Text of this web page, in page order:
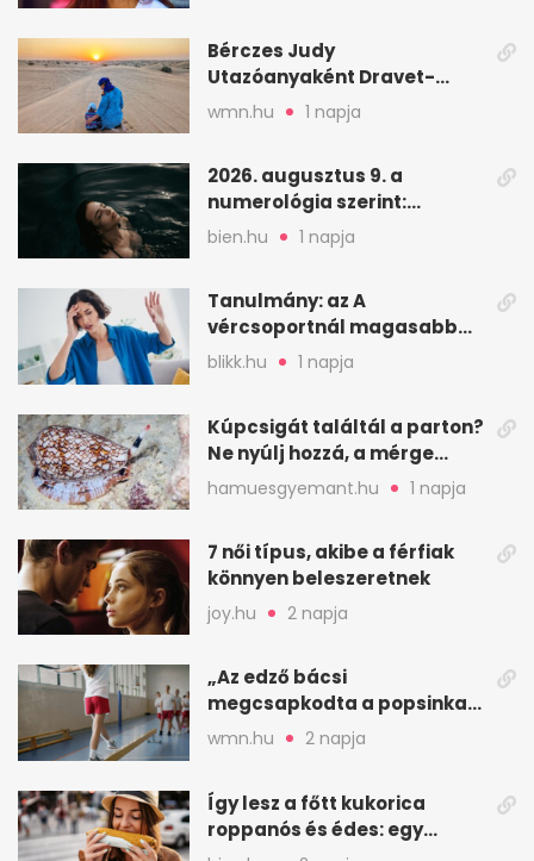
Bérczes Judy
Utazóanyaként Dravet-
szindrómás kislányával is
wmn.hu 1 napja
2026. augusztus 9. a
numerológia szerint:
lezárás, megbocsátás,
bien.hu 1 napja
Tanulmány: az A
vércsoportnál magasabb
lehet a sztrók kockázata
blikk.hu 1 napja
Kúpcsigát találtál a parton?
Ne nyúlj hozzá, a mérge
halálos is lehet
hamuesgyemant.hu 1 napja
7 női típus, akibe a férfiak
könnyen beleszeretnek
joy.hu 2 napja
„Az edző bácsi
megcsapkodta a popsinkat”
– Klára nyári táboros
wmn.hu 2 napja
Így lesz a főtt kukorica
roppanós és édes: egy
zöldséges trükkje